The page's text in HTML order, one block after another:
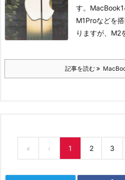
す。
M1Proなどを
りますが、M2
記事を読む
« ‹ 1 2 3